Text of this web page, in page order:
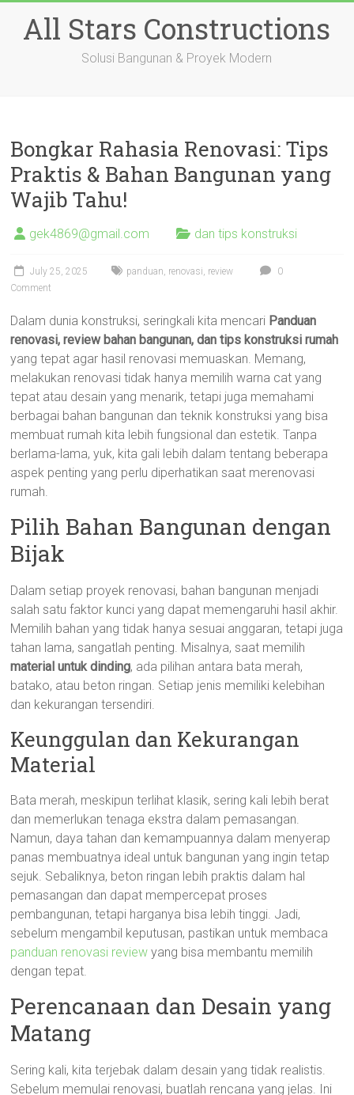
contentAll Stars Constructions
Solusi Bangunan & Proyek Modern
Bongkar Rahasia Renovasi: Tips
Praktis & Bahan Bangunan yang
Wajib Tahu!
gek4869@gmail.com dan tips konstruksi
July 25, 2025 panduan, renovasi, review
0
Comment
Dalam dunia konstruksi, seringkali kita mencari Panduan
renovasi, review bahan bangunan, dan tips konstruksi rumah
yang tepat agar hasil renovasi memuaskan. Memang,
melakukan renovasi tidak hanya memilih warna cat yang
tepat atau desain yang menarik, tetapi juga memahami
berbagai bahan bangunan dan teknik konstruksi yang bisa
membuat rumah kita lebih fungsional dan estetik. Tanpa
berlama-lama, yuk, kita gali lebih dalam tentang beberapa
aspek penting yang perlu diperhatikan saat merenovasi
rumah.
Pilih Bahan Bangunan dengan
Bijak
Dalam setiap proyek renovasi, bahan bangunan menjadi
salah satu faktor kunci yang dapat memengaruhi hasil akhir.
Memilih bahan yang tidak hanya sesuai anggaran, tetapi juga
tahan lama, sangatlah penting. Misalnya, saat memilih
material untuk dinding, ada pilihan antara bata merah,
batako, atau beton ringan. Setiap jenis memiliki kelebihan
dan kekurangan tersendiri.
Keunggulan dan Kekurangan
Material
Bata merah, meskipun terlihat klasik, sering kali lebih berat
dan memerlukan tenaga ekstra dalam pemasangan.
Namun, daya tahan dan kemampuannya dalam menyerap
panas membuatnya ideal untuk bangunan yang ingin tetap
sejuk. Sebaliknya, beton ringan lebih praktis dalam hal
pemasangan dan dapat mempercepat proses
pembangunan, tetapi harganya bisa lebih tinggi. Jadi,
sebelum mengambil keputusan, pastikan untuk membaca
panduan renovasi review yang bisa membantu memilih
dengan tepat.
Perencanaan dan Desain yang
Matang
Sering kali, kita terjebak dalam desain yang tidak realistis.
Sebelum memulai renovasi, buatlah rencana yang jelas. Ini